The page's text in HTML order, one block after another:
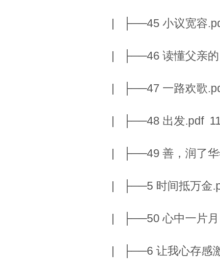
| ├──45 小议宽容
| ├──46 读懂父亲
| ├──47 一路欢歌
| ├──48 出发.pdf
| ├──49 善，润了
| ├──5 时间抵万金
| ├──50 心中一片
| ├──6 让我心存感